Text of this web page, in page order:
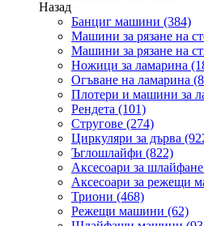
Назад
Банциг машини (384)
Машини за рязане на
Машини за рязане на
Ножици за ламарина
Огъване на ламарина
Плотери и машини за
Рендета (101)
Стругове (274)
Циркуляри за дърва
Ъглошлайфи (822)
Аксесоари за шлайфане
Аксесоари за режещи
Триони (468)
Режещи машини (62)